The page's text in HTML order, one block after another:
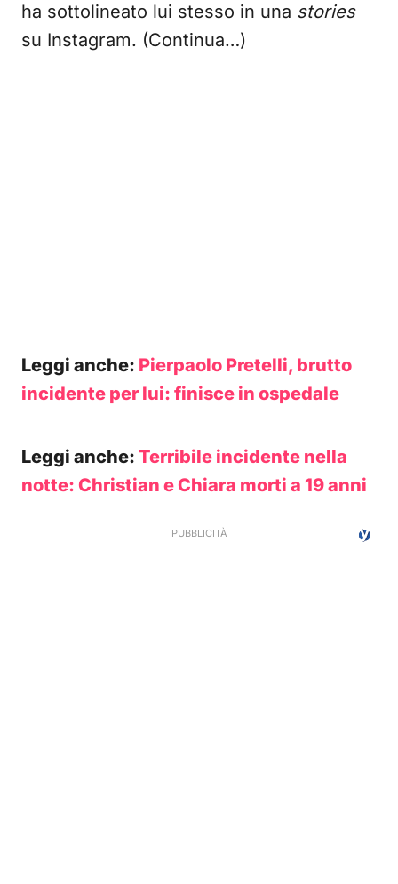
ha sottolineato lui stesso in una stories
su Instagram. (Continua…)
Leggi anche: Pierpaolo Pretelli, brutto
incidente per lui: finisce in ospedale
Leggi anche: Terribile incidente nella
notte: Christian e Chiara morti a 19 anni